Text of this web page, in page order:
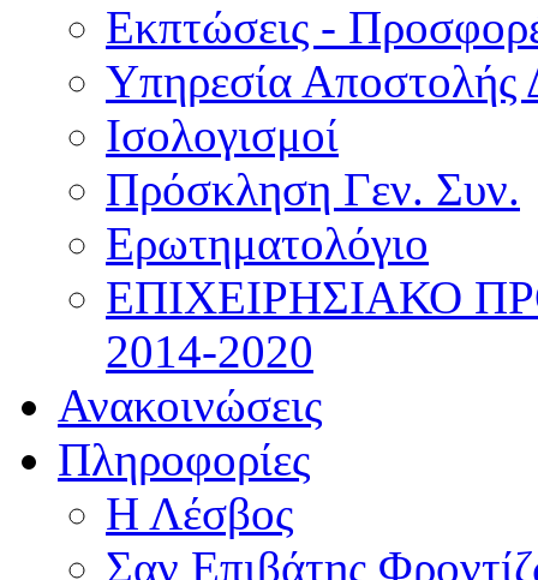
Εκπτώσεις -
Υπηρεσία Αποστολής
Ισολογισμοί
Πρόσκληση Γεν. Συν.
Ερωτηματολόγιο
ΕΠΙΧΕΙΡΗΣΙΑΚΟ
2014-2020
Ανακοινώσεις
Πληροφορίες
Η Λέσβος
Σαν Επιβάτης